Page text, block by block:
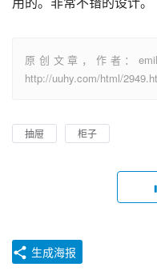
原创文章，作者：
http://uuhy.com/html/
抽屉 柜子
生成海报